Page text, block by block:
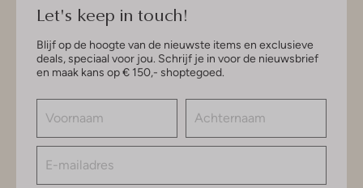
Let's keep in touch!
Blijf op de hoogte van de nieuwste items en exclusieve
deals, speciaal voor jou. Schrijf je in voor de nieuwsbrief
en maak kans op € 150,- shoptegoed.